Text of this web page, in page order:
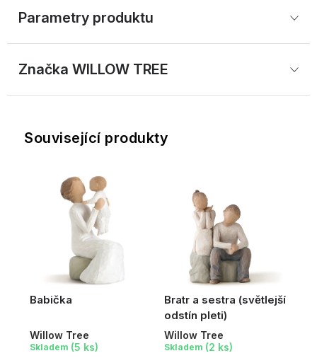
Parametry produktu
Značka WILLOW TREE
Související produkty
Babička
Willow Tree
Skladem (5 ks)
Bratr a sestra (světlejší
odstín pleti)
Willow Tree
Skladem (2 ks)